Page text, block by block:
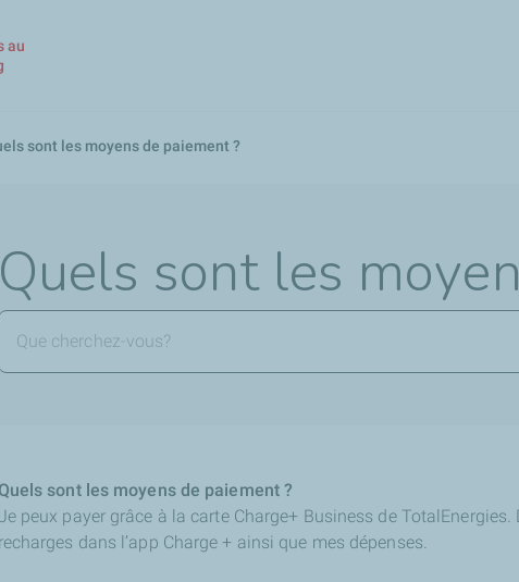
au
sont les moyens de paiement ?
Quels sont les
Quels sont les moyens de paiement ?
peux payer grâce à la carte Charge+ Business de
recharges dans l’app Charge + ainsi que mes dépenses.